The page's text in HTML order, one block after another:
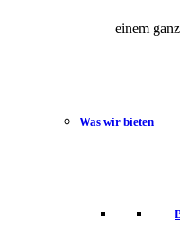
einem
Was wir bieten